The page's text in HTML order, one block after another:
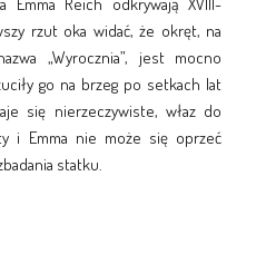
rzut oka widać, że okręt, na
„Wyrocznia”, jest mocno
go na brzeg po setkach lat
się nierzeczywiste, właz do
i Emma nie może się oprzeć
statku.